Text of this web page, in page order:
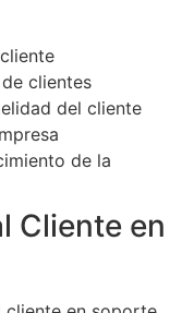
clientes
del cliente
de la
Cliente en